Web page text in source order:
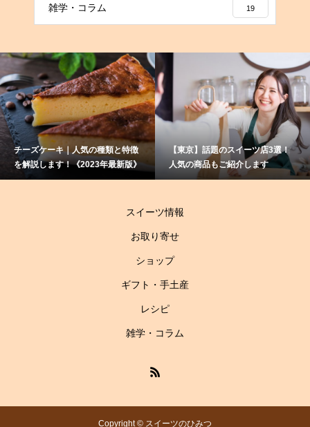
雑学・コラム 19
チーズケーキ｜人気の種類と特徴
を解説します！《2023年最新版》
【東京】話題のスイーツ店3選！
人気の商品もご紹介します
スイーツ情報
お取り寄せ
ショップ
ギフト・手土産
レシピ
雑学・コラム
Copyright © スイーツのひみつ